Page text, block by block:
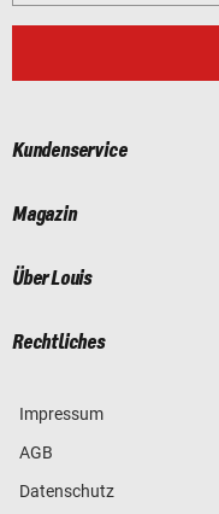
Kundenservice
Magazin
Über Louis
Rechtliches
Impressum
AGB
Datenschutz